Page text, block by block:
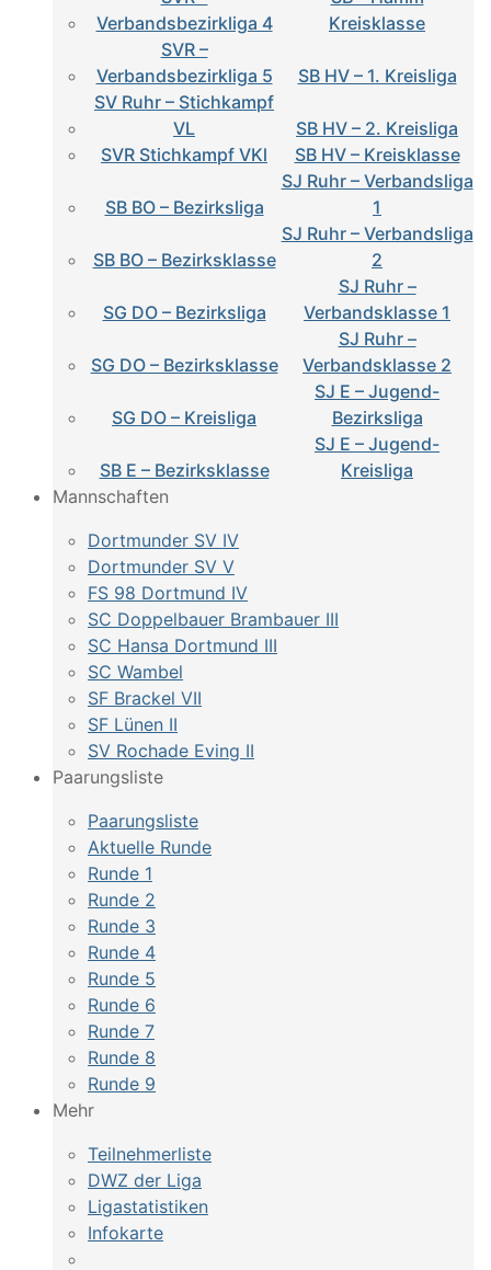
Verbandsbezirkliga 4
Kreisklasse
SVR –
Verbandsbezirkliga 5
SB HV – 1. Kreisliga
SV Ruhr – Stichkampf
VL
SB HV – 2. Kreisliga
SVR Stichkampf VKl
SB HV – Kreisklasse
SB BO – Bezirksliga
SJ Ruhr – Verbandsliga
1
SB BO – Bezirksklasse
SJ Ruhr – Verbandsliga
2
SG DO – Bezirksliga
SJ Ruhr –
Verbandsklasse 1
SG DO – Bezirksklasse
SJ Ruhr –
Verbandsklasse 2
SG DO – Kreisliga
SJ E – Jugend-
Bezirksliga
SB E – Bezirksklasse
SJ E – Jugend-
Kreisliga
Mannschaften
Dortmunder SV IV
Dortmunder SV V
FS 98 Dortmund IV
SC Doppelbauer Brambauer III
SC Hansa Dortmund III
SC Wambel
SF Brackel VII
SF Lünen II
SV Rochade Eving II
Paarungsliste
Paarungsliste
Aktuelle Runde
Runde 1
Runde 2
Runde 3
Runde 4
Runde 5
Runde 6
Runde 7
Runde 8
Runde 9
Mehr
Teilnehmerliste
DWZ der Liga
Ligastatistiken
Infokarte